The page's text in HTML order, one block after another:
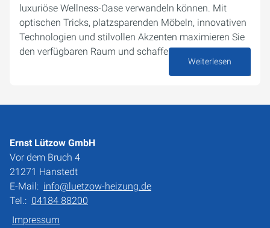
luxuriöse Wellness-Oase verwandeln können. Mit
optischen Tricks, platzsparenden Möbeln, innovativen
Technologien und stilvollen Akzenten maximieren Sie
den verfügbaren Raum und schaffen eine…
Weiterlesen
Ernst Lützow GmbH
Vor dem Bruch 4
21271 Hanstedt
E-Mail: info@luetzow-heizung.de
Tel.: 04184 88200
Impressum